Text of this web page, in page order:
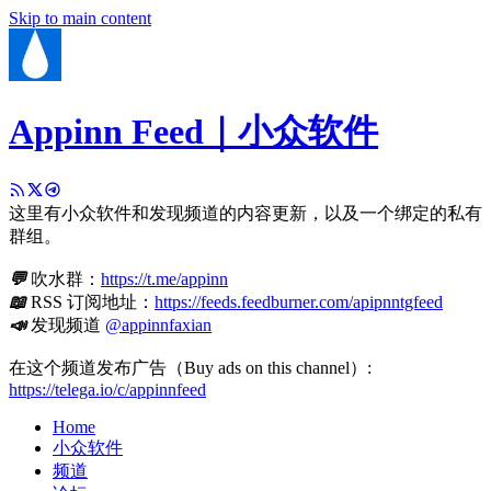
Skip to main content
Appinn Feed｜小众软件
这里有小众软件和发现频道的内容更新，以及一个绑定的私有
群组。
💬吹水群： https://t.me/appinn
📖RSS 订阅地址： https://feeds.feedburner.com/apipnntgfeed
📣发现频道 @appinnfaxian
在这个频道发布广告（Buy ads on this channel）:
https://telega.io/c/appinnfeed
Home
小众软件
频道